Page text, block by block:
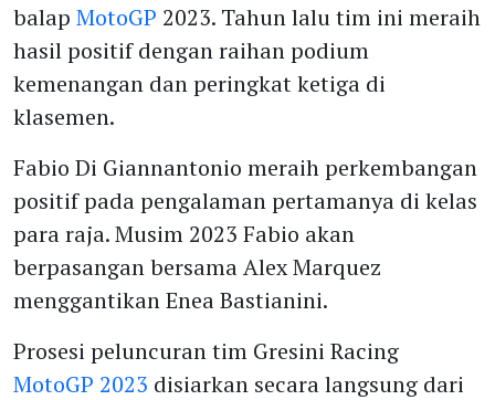
balap MotoGP 2023. Tahun lalu tim ini meraih
hasil positif dengan raihan podium
kemenangan dan peringkat ketiga di
klasemen.
Fabio Di Giannantonio meraih perkembangan
positif pada pengalaman pertamanya di kelas
para raja. Musim 2023 Fabio akan
berpasangan bersama Alex Marquez
menggantikan Enea Bastianini.
Prosesi peluncuran tim Gresini Racing
MotoGP 2023 disiarkan secara langsung dari